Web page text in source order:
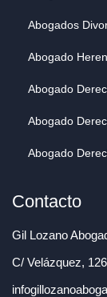
Abogados
Abogado
Abogado
Abogado
Abogado
Contacto
Gil Lozano
C/ Velázquez,